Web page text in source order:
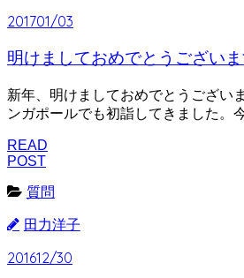
201701/03
明けましておめでとうございま
新年、明けましておめでとうござい
ンガポールでも初詣してきました。
READ
POST
質問
田力洋子
201612/30